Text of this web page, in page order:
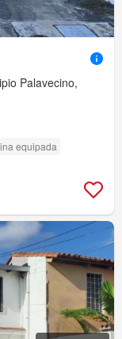
Palavecino,
equipada